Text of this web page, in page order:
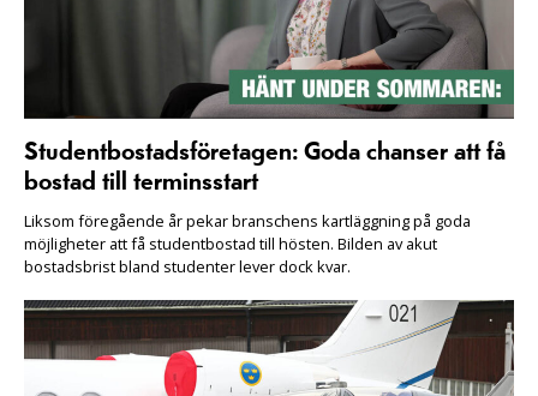
Studentbostadsföretagen: Goda chanser att få
bostad till terminsstart
Liksom föregående år pekar branschens kartläggning på goda
möjligheter att få studentbostad till hösten. Bilden av akut
bostadsbrist bland studenter lever dock kvar.